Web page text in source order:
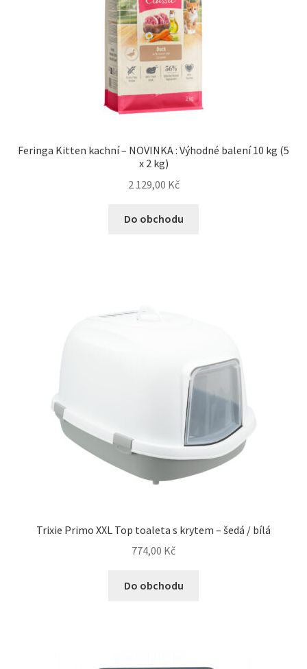
Feringa Kitten kachní – NOVINKA : Výhodné balení 10 kg (5
x 2 kg)
2 129,00 Kč
Do obchodu
Trixie Primo XXL Top toaleta s krytem – šedá / bílá
774,00 Kč
Do obchodu